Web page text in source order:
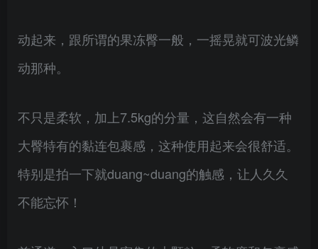
动起来，跟所谓的果冻臀一般，一摇晃就可波光鳞
动那种。
不只是柔软，加上7.5kg的分量，这自然会有一种
大臀特有的黏连包裹感，这种使用起来会很舒适。
特别是拍一下就duang~duang的触感，让人久久
不能忘怀！